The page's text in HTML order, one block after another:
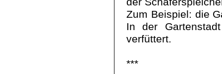
Zum Beispiel: die
In der
verfüttert.
***